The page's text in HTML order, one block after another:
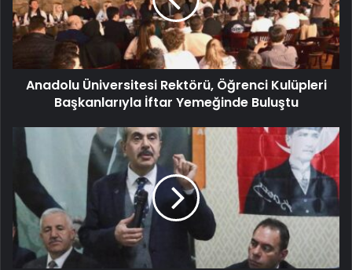
Anadolu Üniversitesi Rektörü, Öğrenci Kulüpleri
Başkanlarıyla İftar Yemeğinde Buluştu